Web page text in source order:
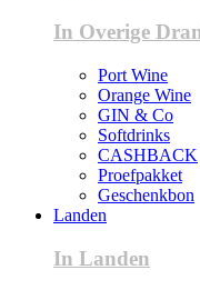
In Overige
Port Wine
Orange Wine
GIN & Co
Softdrinks
CASHBACK
Proefpakket
Geschenkbon
Landen
In Landen